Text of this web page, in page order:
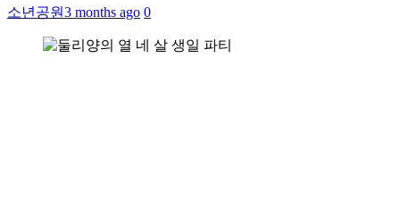
소년공원3 months ago 0